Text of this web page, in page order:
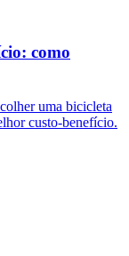
como
uma bicicleta
custo-benefício.